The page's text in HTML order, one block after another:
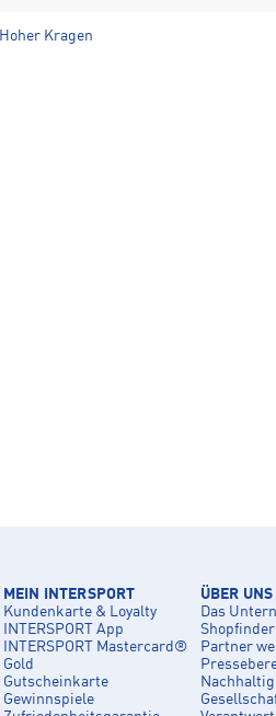
Hoher Kragen
MEIN INTERSPORT
Kundenkarte & Loyalty
INTERSPORT App
INTERSPORT Mastercard®
Gold
Gutscheinkarte
Gewinnspiele
ÜBER UNS
Das
Shopfinder
Partner